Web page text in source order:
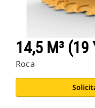
14,5 M³ (19
Roca